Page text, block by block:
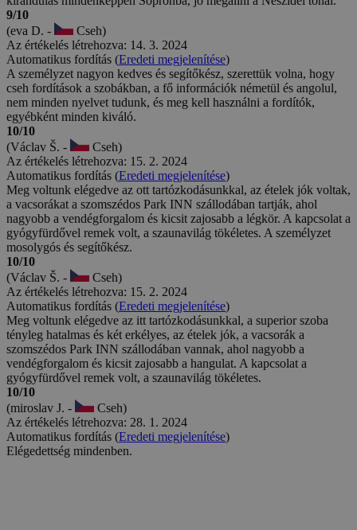
Automatikus fordítás (Eredeti megjelenítése)
A tartózkodás hozott mindent, amit vártunk. Elégedettek vagyunk.
10/10
(Alena L. -
Cseh)
Az értékelés létrehozva: 6. 12. 2024
Automatikus fordítás (Eredeti megjelenítése )
A szállodában való tartózkodás minden elvárásnak megfelelt -
hangulatos és tiszta szobák, reggeli és vacsora nagy választékkal.
7/10
(Marcela N. -
Az értékelés létrehozva: 7. 11. 2024
Automatikus fordítás (Eredeti megjelenítése
Reggeli nem sok, fizetés per vic a parkolásért
10/10
(Jana N. -
Cseh)
Az értékelés létrehozva: 29. 10. 2024
Automatikus fordítás (Eredeti megjelenítése)
Számunkra maximális elégedettség, minden pozitív. Segítőkészség,
mosoly, étel elég és finom. Az egyetlen negatívum néhány leírás és
dolog volt. Magyarul és németül.
10/10
(Alena P. -
Cseh)
Az értékelés létrehozva: 14. 10. 2024
Automatikus fordítás (Eredeti megjelenítése)
Hotel kellemes, csendes, tiszta mindenhol, reggeli jó, vacsora, a
szomszédos szállodában biztosított, kiváló. Személyzet barátságos,
segítőkész. Parkolás a szállodánál.
9/10
(Zdeněk K. -
Cseh)
Az értékelés létrehozva: 27. 9. 2024
Automatikus fordítás (Eredeti megjelenítése)
A szálloda nagyon szép. Csak kár, hogy nincsenek szaunái, amik